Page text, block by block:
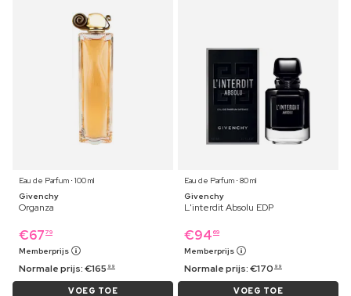
Eau de Parfum ⋅ 100 ml
Givenchy
Organza
€67 79
Memberprijs
Normale prijs:€165 99
VOEG TOE
Eau de Parfum ⋅ 80 ml
Givenchy
L'interdit Absolu EDP
€94 69
Memberprijs
Normale prijs:€170 99
VOEG TOE